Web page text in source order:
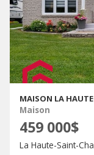
MAISON LA
Maison
459 000$
La Haute-Saint-